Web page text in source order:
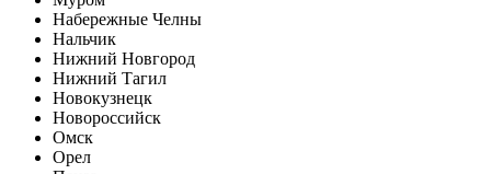
Набережные Челны
Нальчик
Нижний Новгород
Нижний Тагил
Новокузнецк
Новороссийск
Омск
Орел